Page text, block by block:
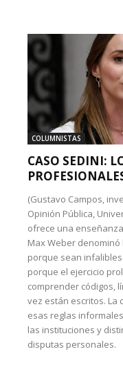
COLUMNISTAS
CASO SEDINI:
(Gustavo Campos,
Opinión Pública,
ofrece una
Max Weber
porque sean
porque el ejercicio
comprender códigos,
vez están escritos. La
esas reglas
las instituciones y
disputas personales.